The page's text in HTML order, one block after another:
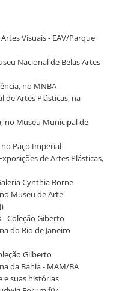
Artes Visuais - EAV/Parque
Nacional de Belas Artes
no MNBA
de Artes Plásticas, na
no Museu Municipal de
no Paço Imperial
de Artes Plásticas,
Cynthia Borne
Museu de Arte
- Coleção Giberto
do Rio de Janeiro -
Gilberto
da Bahia - MAM/BA
e suas histórias